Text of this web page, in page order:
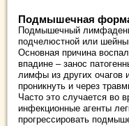
Подмышечная
Подмышечный
подчелюстной или
Основная причина
впадине – занос
лимфы из других очагов
проникнуть и через
Часто это случается во
инфекционные агенты
прогрессировать